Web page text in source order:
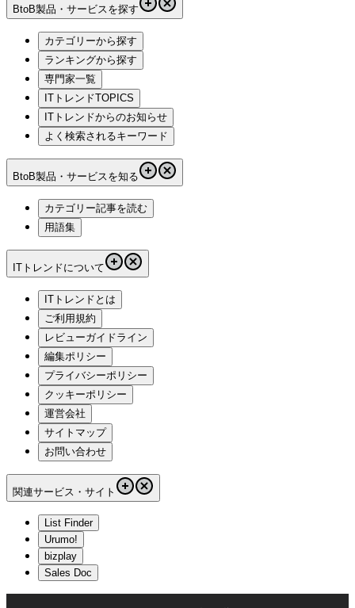
BtoB製品・サービスを探す
カテゴリーから探す
ランキングから探す
専門家一覧
ITトレンドTOPICS
ITトレンドからのお知らせ
よく検索されるキーワード
BtoB製品・サービスを知る
カテゴリー記事を読む
用語集
ITトレンドについて
ITトレンドとは
ご利用規約
レビューガイドライン
編集ポリシー
プライバシーポリシー
クッキーポリシー
運営会社
サイトマップ
お問い合わせ
関連サービス・サイト
List Finder
Urumo!
bizplay
Sales Doc